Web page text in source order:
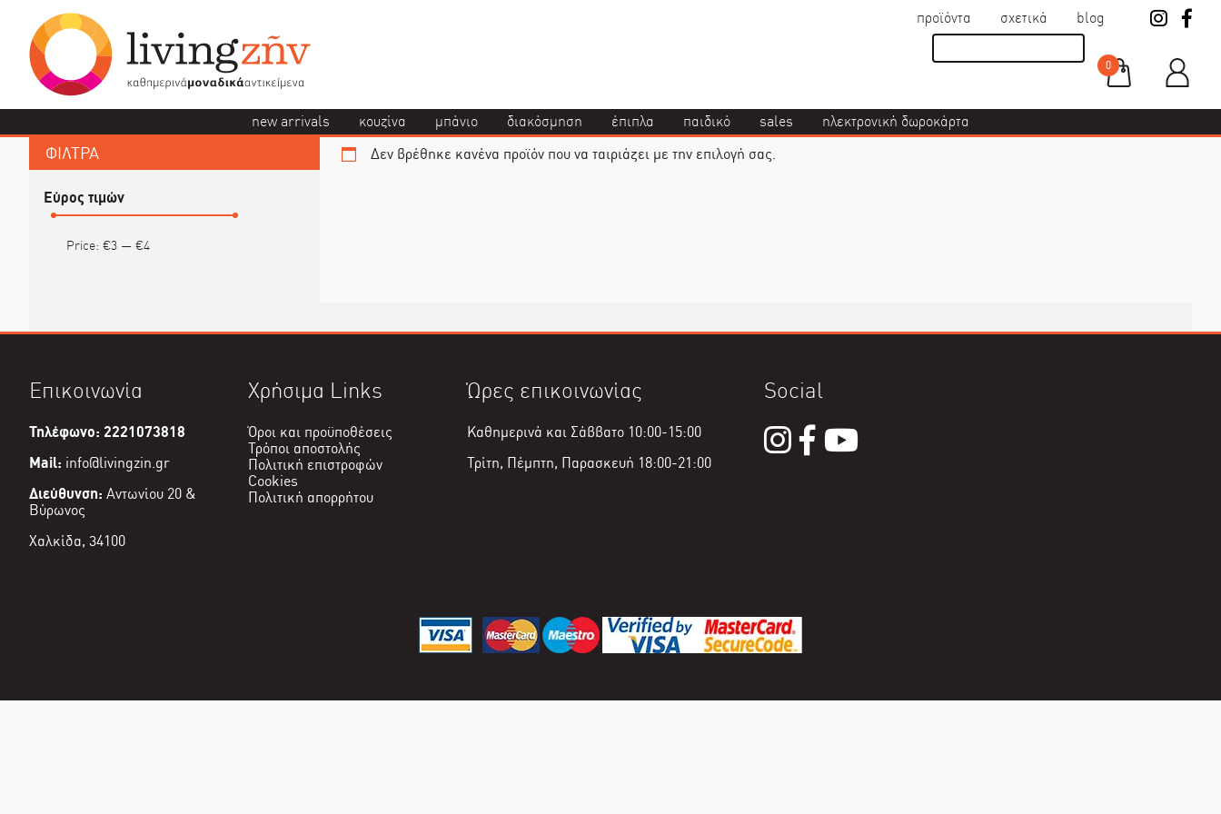
προϊόντα σχετικά blog
0
new arrivals κουζίνα μπάνιο διακόσμηση έπιπλα παιδικό sales ηλεκτρονική δωροκάρτα
ΦΙΛΤΡΑ
Εύρος τιμών
Price: €3— €4
Δεν βρέθηκε κανένα προϊόν που να ταιριάζει με την επιλογή σας.
Επικοινωνία
Τηλέφωνο: 2221073818
Mail: info@livingzin.gr
Διεύθυνση: Αντωνίου 20 &
Βύρωνος
Χαλκίδα, 34100
Χρήσιμα Links
Όροι και προϋποθέσεις
Τρόποι αποστολής
Πολιτική επιστροφών
Cookies
Πολιτική απορρήτου
Ώρες επικοινωνίας
Καθημερινά και Σάββατο 10:00-15:00
Τρίτη, Πέμπτη, Παρασκευή 18:00-21:00
Social